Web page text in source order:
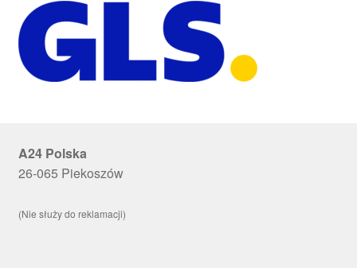
A24 Polska
26-065 Piekoszów
(Nie służy do reklamacji)